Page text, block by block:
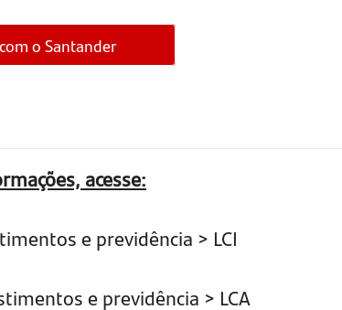
o Santander
acesse:
e previdência > LCI
e previdência > LCA